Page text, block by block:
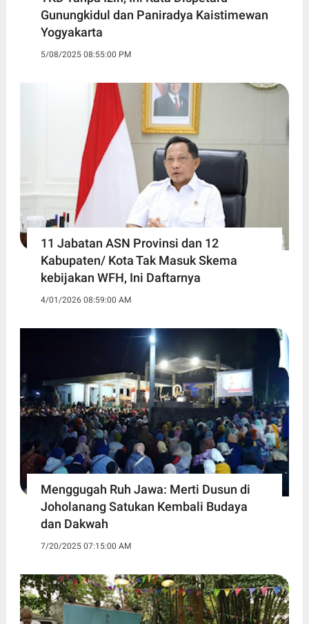
Gunungkidul dan Paniradya Kaistimewan
Yogyakarta
5/08/2025 08:55:00 PM
11 Jabatan ASN Provinsi dan 12
Kabupaten/ Kota Tak Masuk Skema
kebijakan WFH, Ini Daftarnya ‎
4/01/2026 08:59:00 AM
Menggugah Ruh Jawa: Merti Dusun di
Joholanang Satukan Kembali Budaya
dan Dakwah
7/20/2025 07:15:00 AM